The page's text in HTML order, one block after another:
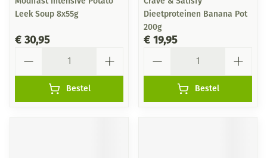
Leek Soup 8x55g
€ 30,95
Bestel
Dieetproteinen Banana Pot
200g
€ 19,95
Bestel